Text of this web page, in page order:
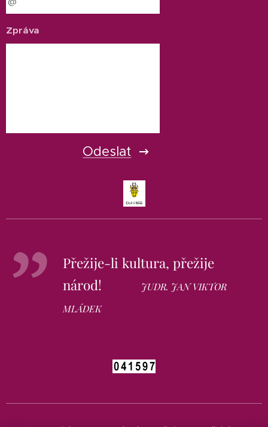
Zpráva
Odeslat
Přežije-li kultura, přežije
národ!
JUDR. JAN VIKTOR
MLÁDEK